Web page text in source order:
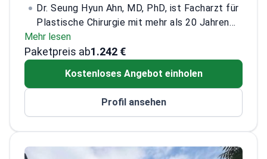
Dr. Seung Hyun Ahn, MD, PhD, ist Facharzt für
Plastische Chirurgie mit mehr als 20 Jahren
Erfahrung. Er schloss sein Medizinstudium am
College of Medicine der Seoul National
auch den PhD an der Graduate School of
Dr. Ahn ist auf
Gesichtskonturierung spezialisiert und verfügt
Ansatz legt den Fokus auf präzise
Mehr lesen
Paketpreis ab1.242 €
Kostenloses Angebot einholen
Profil ansehen